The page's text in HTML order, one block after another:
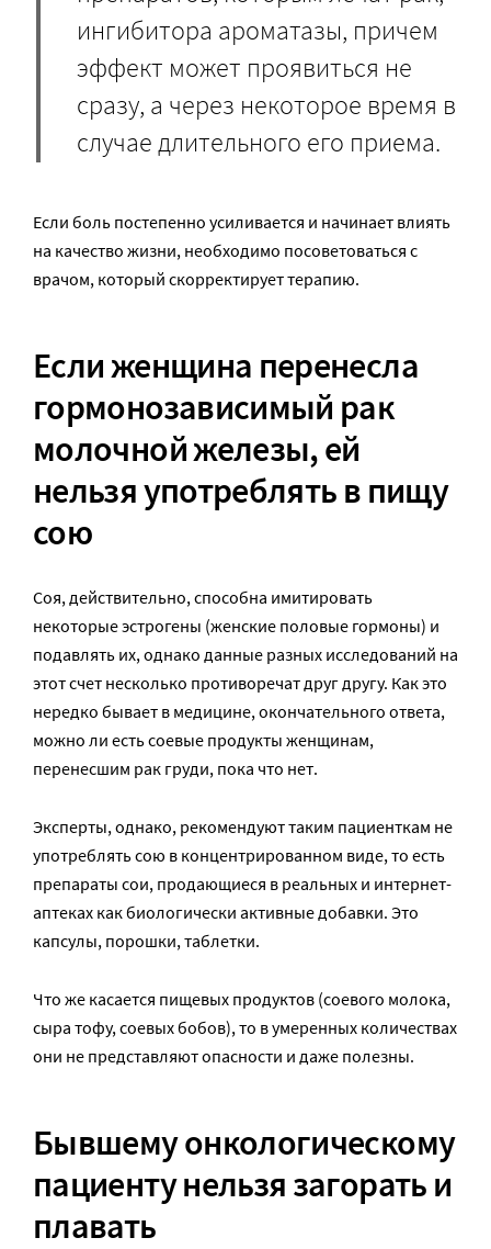
ингибитора ароматазы, причем
эффект может проявиться не
сразу, а через некоторое время в
случае длительного его приема.
Если боль постепенно усиливается и начинает влиять
на качество жизни, необходимо посоветоваться с
врачом, который скорректирует терапию.
Если женщина перенесла
гормонозависимый рак
молочной железы, ей
нельзя употреблять в пищу
сою
Соя, действительно, способна имитировать
некоторые эстрогены (женские половые гормоны) и
подавлять их, однако данные разных исследований на
этот счет несколько противоречат друг другу. Как это
нередко бывает в медицине, окончательного ответа,
можно ли есть соевые продукты женщинам,
перенесшим рак груди, пока что нет.
Эксперты, однако, рекомендуют таким пациенткам не
употреблять сою в концентрированном виде, то есть
препараты сои, продающиеся в реальных и интернет-
аптеках как биологически активные добавки. Это
капсулы, порошки, таблетки.
Что же касается пищевых продуктов (соевого молока,
сыра тофу, соевых бобов), то в умеренных количествах
они не представляют опасности и даже полезны.
Бывшему онкологическому
пациенту нельзя загорать и
плавать